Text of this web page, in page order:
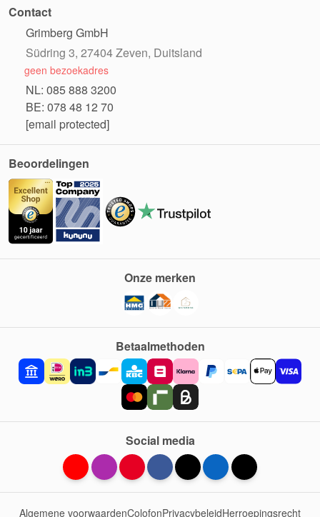
Contact
Grimberg GmbH
Südring 3, 27404 Zeven, Duitsland
geen bezoekadres
NL: 085 888 3200
BE: 078 48 12 70
[email protected]
Beoordelingen
Betaalmethoden
Onze merken
Social media
Algemene voorwaardenColofonPrivacybeleidHerroepingsrecht